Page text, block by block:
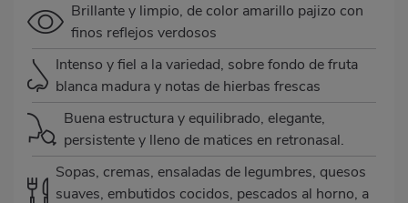
Brillante y limpio, de color amarillo pajizo con
finos reflejos verdosos
Intenso y fiel a la variedad, sobre fondo de fruta
blanca madura y notas de hierbas frescas
Buena estructura y equilibrado, elegante,
persistente y lleno de matices en retronasal.
Sopas, cremas, ensaladas de legumbres, quesos
suaves, embutidos cocidos, pescados al horno, a